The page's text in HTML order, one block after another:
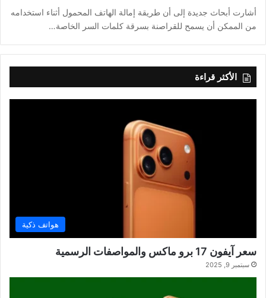
أشارت أبحاث جديدة إلى أن طريقة إمالة الهاتف المحمول أثناء استخدامه
من الممكن أن يسمح للقراصنة بسرقة كلمات السر الخاصة…
الأكثر قراءة
هواتف ذكية
سعر آيفون 17 برو ماكس والمواصفات الرسمية
سبتمبر 9, 2025